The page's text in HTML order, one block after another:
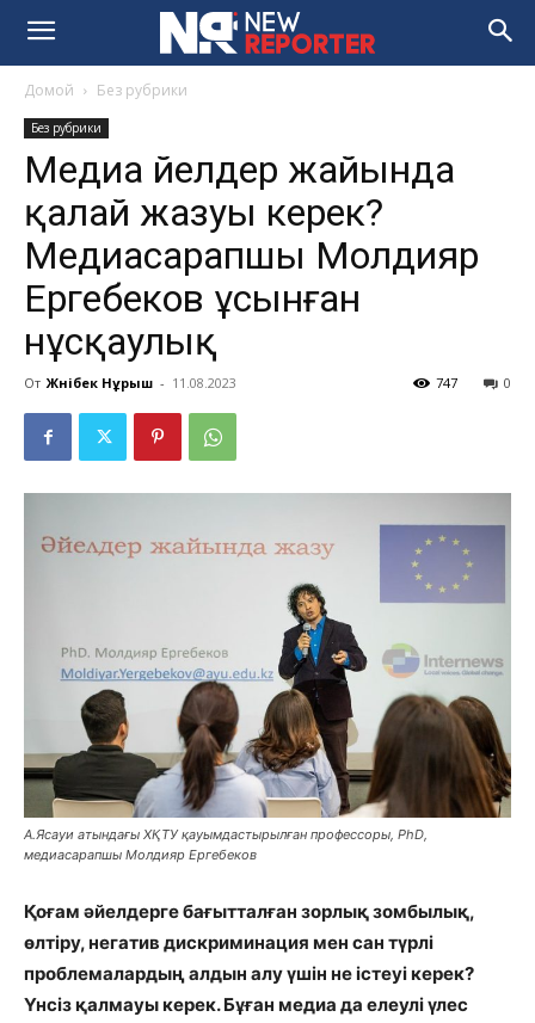
Домой Без рубрики
Без рубрики
Медиа әйелдер жайында
қалай жазуы керек?
Медиасарапшы Молдияр
Ергебеков ұсынған
нұсқаулық
От Жәнібек Нұрыш - 11.08.2023 0
747
А.Ясауи атындағы ХҚТУ қауымдастырылған профессоры, PhD,
медиасарапшы Молдияр Ергебеков
Қоғам әйелдерге бағытталған зорлық зомбылық,
өлтіру, негатив дискриминация мен сан түрлі
проблемалардың алдын алу үшін не істеуі керек?
Үнсіз қалмауы керек. Бұған медиа да елеулі үлес